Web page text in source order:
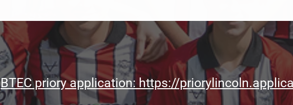
BTEC priory application: https://